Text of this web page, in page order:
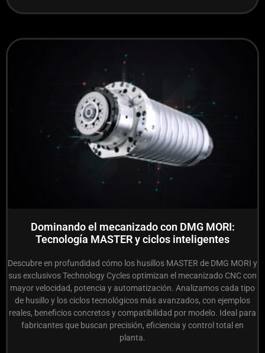
Dominando el mecanizado con DMG MORI:
Tecnología MASTER y ciclos inteligentes
Descubre en profundidad cómo los husillos MASTER de DMG MORI y
sus exclusivos Technology Cycles optimizan el mecanizado CNC con
mayor velocidad, potencia y automatización. Analizamos cada tipo
de husillo y los ciclos tecnológicos más avanzados, con ejemplos
reales, beneficios concretos y compatibilidad por modelo. Ideal para
fabricantes que buscan precisión, eficiencia y control total en
planta.